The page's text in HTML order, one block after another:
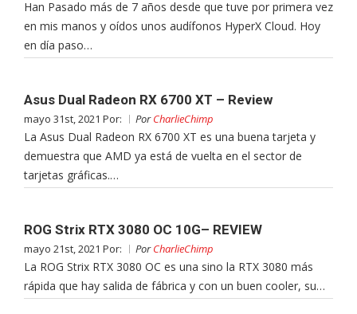
Han Pasado más de 7 años desde que tuve por primera vez
en mis manos y oídos unos audífonos HyperX Cloud. Hoy
en día paso…
Asus Dual Radeon RX 6700 XT – Review
mayo 31st, 2021 Por: PorCharlieChimp
La Asus Dual Radeon RX 6700 XT es una buena tarjeta y
demuestra que AMD ya está de vuelta en el sector de
tarjetas gráficas.…
ROG Strix RTX 3080 OC 10G– REVIEW
mayo 21st, 2021 Por: PorCharlieChimp
La ROG Strix RTX 3080 OC es una sino la RTX 3080 más
rápida que hay salida de fábrica y con un buen cooler, su…